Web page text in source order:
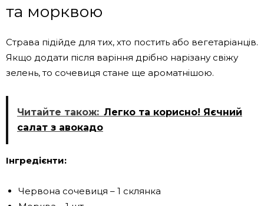
та морквою
Страва підійде для тих, хто постить або вегетаріанців.
Якщо додати після варіння дрібно нарізану свіжу
зелень, то сочевиця стане ще ароматнішою.
Читайте також: Легко та корисно! Яєчний
салат з авокадо
Інгредієнти:
Червона сочевиця – 1 склянка